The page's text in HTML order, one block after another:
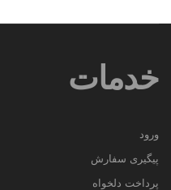
خدمات
ورود
پیگیری سفارش
پرداخت دلخواه